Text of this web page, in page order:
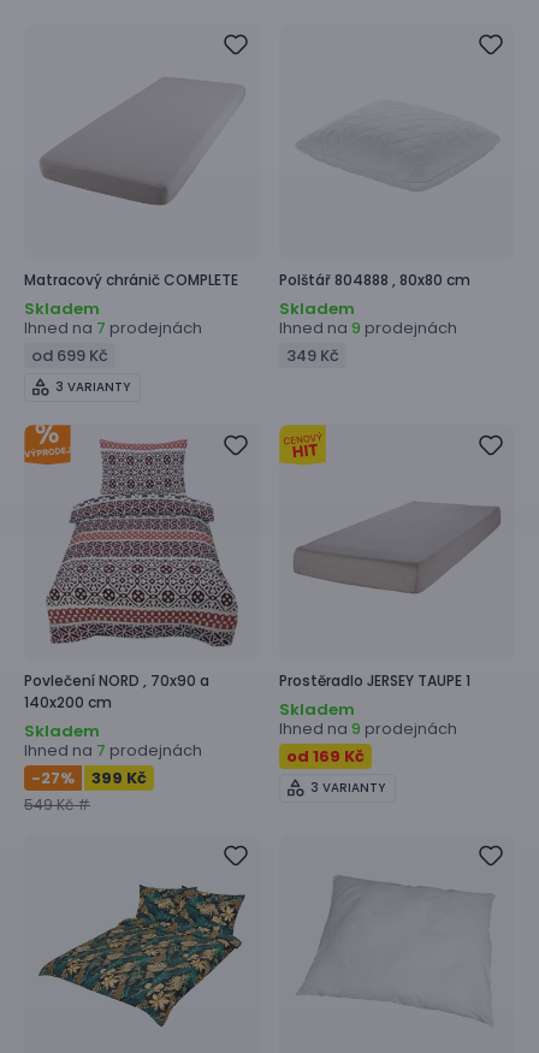
Matracový chráničCOMPLETE
Skladem
Ihned na 7 prodejnách
od 699 Kč
3 VARIANTY
Polštář804888 , 80x80 cm
Skladem
Ihned na 9 prodejnách
349 Kč
PovlečeníNORD , 70x90 a
140x200 cm
Skladem
Ihned na 7 prodejnách
-27% 399 Kč
549 Kč #
Prostěradlo JERSEY TAUPE 1
Skladem
Ihned na 9 prodejnách
od 169 Kč
3 VARIANTY